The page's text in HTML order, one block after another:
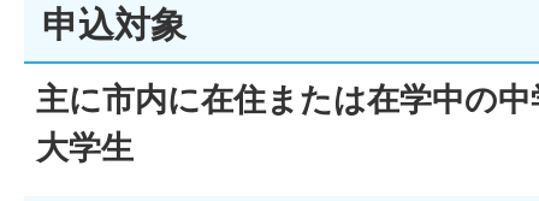
申込対象
主に市内に在住または在学中の
大学生